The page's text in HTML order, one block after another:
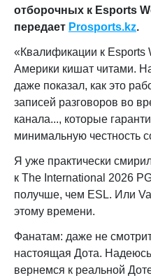
отборочных к Esports
передает Prosports.kz.
«Квалификации к
Америки кишат читами.
даже показал, как это
записей разговоров во
канала..., которые
минимальную честность
Я уже практически
к The International 2026
получше, чем ESL. Или
этому времени.
Фанатам: даже не
настоящая Дота.
вернемся к реальной